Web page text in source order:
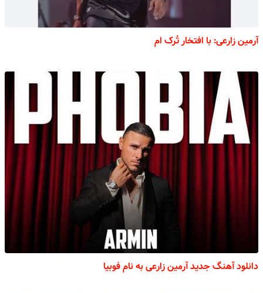
آرمین زارعی: با افتخار تُرک ام
دانلود آهنگ جدید آرمین زارعی به نام فوبیا